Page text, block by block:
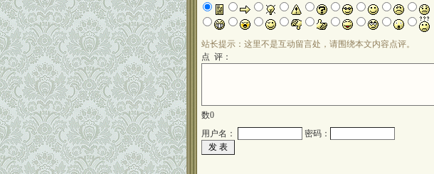
站长提示：这里不是互动留言处，请围绕本文内容点评。
点 评：
数0
用户名：
密码：